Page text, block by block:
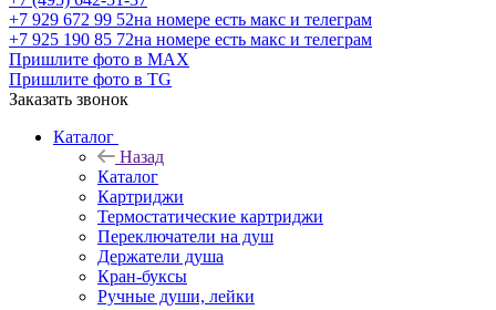
+7 929 672 99 52на номере есть макс и телеграм
+7 925 190 85 72на номере есть макс и телеграм
Пришлите фото в MAX
Пришлите фото в TG
Заказать звонок
Каталог
Назад
Каталог
Картриджи
Термостатические картриджи
Переключатели на душ
Держатели душа
Кран-буксы
Ручные души, лейки